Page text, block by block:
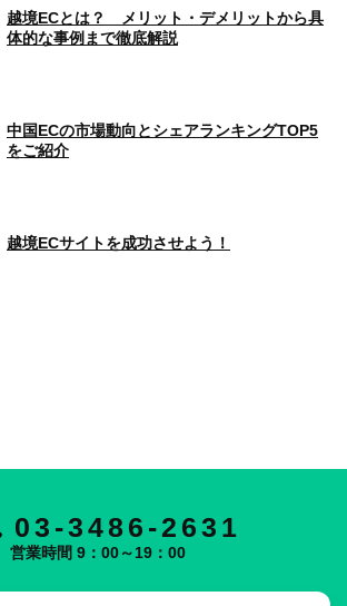
越境ECとは？ メリット・デメリットから具
体的な事例まで徹底解説
中国ECの市場動向とシェアランキングTOP5
をご紹介
越境ECサイトを成功させよう！
03-3486-2631
営業時間 9：00～19：00